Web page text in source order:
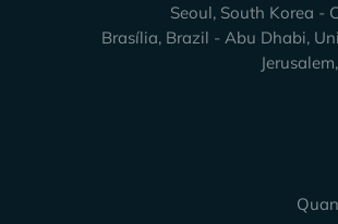
Seoul, South Korea -
Brasília, Brazil - Abu Dhabi,